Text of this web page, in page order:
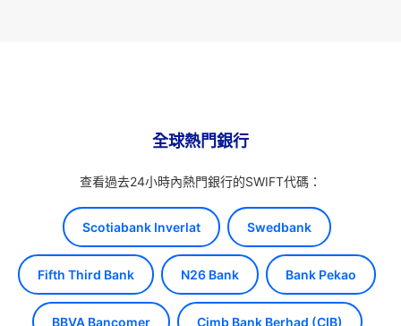
全球熱門銀行
查看過去24小時內熱門銀行的SWIFT代碼：
Scotiabank Inverlat Swedbank
Fifth Third Bank N26 Bank Bank Pekao
BBVA Bancomer Cimb Bank Berhad (CIB)